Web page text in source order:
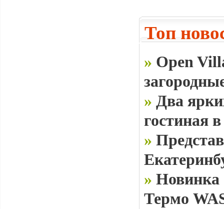
Топ
» Open
» Два
гостиная
»
» Новинка
Термо